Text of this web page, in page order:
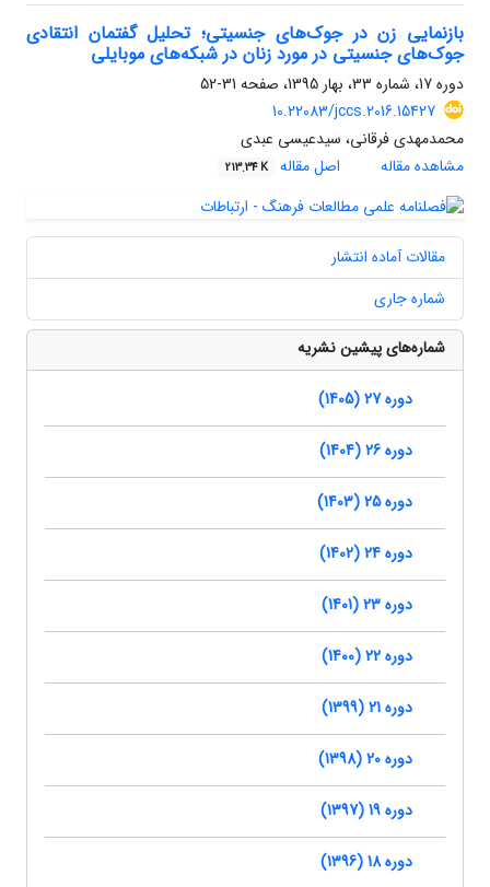
بازنمایی زن در جوک‌های جنسیتی؛ تحلیل گفتمان انتقادی
جوک‌های جنسیتی در مورد زنان در شبکه‌های موبایلی
دوره 17، شماره 33، بهار 1395، صفحه
31-52
10.22083/jccs.2016.15427
محمدمهدی فرقانی، سیدعیسی عبدی
مشاهده مقاله
اصل مقاله 213.34 K
مقالات آماده انتشار
شماره جاری
شماره‌های پیشین نشریه
دوره 27 (1405)
دوره 26 (1404)
دوره 25 (1403)
دوره 24 (1402)
دوره 23 (1401)
دوره 22 (1400)
دوره 21 (1399)
دوره 20 (1398)
دوره 19 (1397)
دوره 18 (1396)